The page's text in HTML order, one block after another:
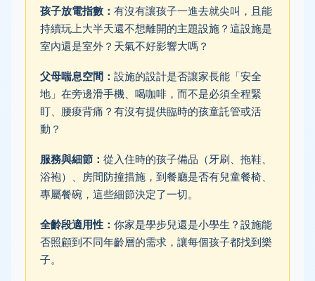
孩子放電指數： 有沒有讓孩子一進去就尖叫，且能
持續玩上大半天還不想離開的主題設施？這設施是
室內還是室外？天氣不好影響大嗎？
父母喘息空間： 設施的設計是否讓家長能「安全
地」在旁邊滑手機、喝咖啡，而不是必須全程緊
盯、腰痠背痛？有沒有提供臨時的孩童託管或活
動？
服務與細節： 從入住時的孩子備品（牙刷、拖鞋、
浴袍）、房間防撞措施，到餐廳是否有兒童餐椅、
專屬餐碗，這些細節決定了一切。
全齡段適用性： 你家是學步兒還是小學生？設施能
否照顧到不同年齡層的需求，讓每個孩子都找到樂
子。